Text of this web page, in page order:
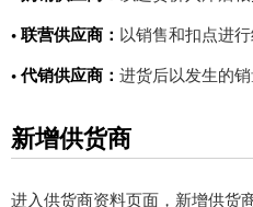
• 联营供应商： 以销售和扣点进
• 代销供应商： 进货后以发生的
新增供货商
进入供货商资料页面，新增供货